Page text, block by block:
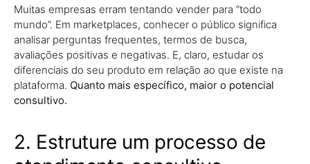
Muitas empresas erram tentando vender para “todo
mundo”. Em marketplaces, conhecer o público significa
analisar perguntas frequentes, termos de busca,
avaliações positivas e negativas. E, claro, estudar os
diferenciais do seu produto em relação ao que existe na
plataforma. Quanto mais específico, maior o potencial
consultivo.
2. Estruture um processo de